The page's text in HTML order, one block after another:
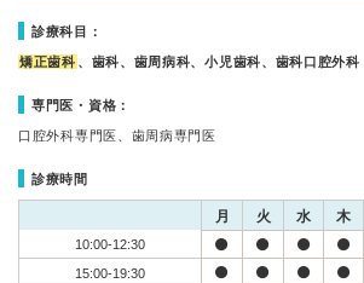
診療科目：
矯正歯科 、歯科、歯周病科、小児歯科、歯科口腔外科
専門医・資格：
口腔外科専門医、歯周病専門医
診療時間
月 火 水 木
10:00-12:30
15:00-19:30